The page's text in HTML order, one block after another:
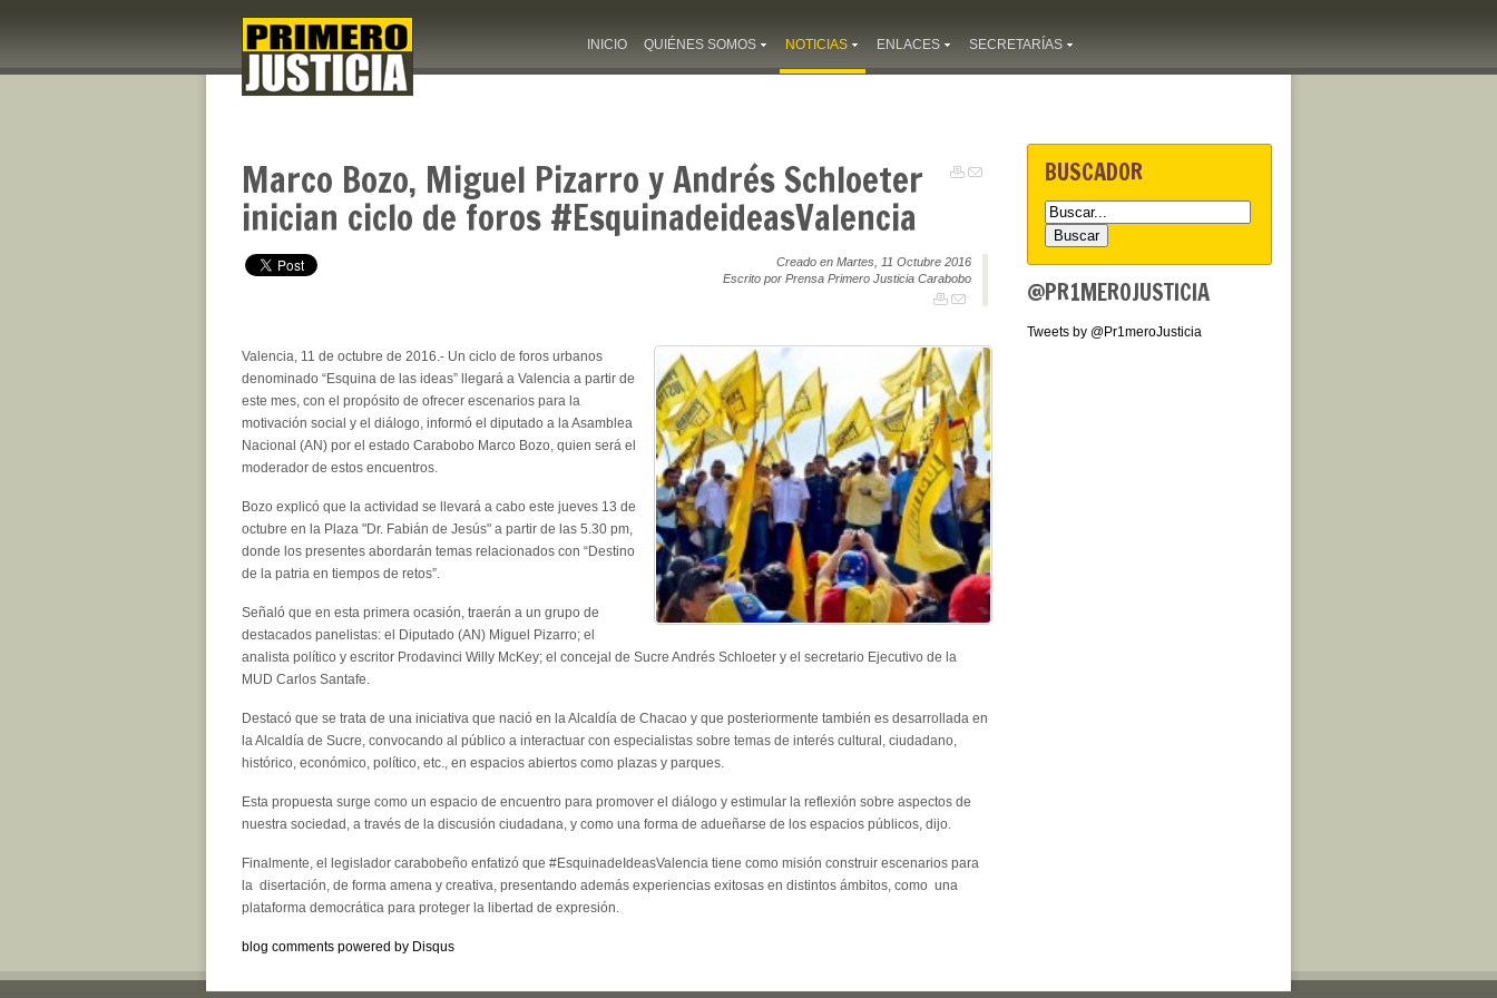
INICIO QUIÉNES SOMOS NOTICIAS ENLACES SECRETARÍAS
Marco Bozo, Miguel Pizarro y Andrés Schloeter
inician ciclo de foros #EsquinadeideasValencia
Creado en Martes, 11 Octubre 2016
Escrito por Prensa Primero Justicia Carabobo
Valencia, 11 de octubre de 2016.- Un ciclo de foros urbanos
denominado “Esquina de las ideas” llegará a Valencia a partir de
este mes, con el propósito de ofrecer escenarios para la
motivación social y el diálogo, informó el diputado a la Asamblea
Nacional (AN) por el estado Carabobo Marco Bozo, quien será el
moderador de estos encuentros.
Bozo explicó que la actividad se llevará a cabo este jueves 13 de
octubre en la Plaza "Dr. Fabián de Jesús" a partir de las 5.30 pm,
donde los presentes abordarán temas relacionados con “Destino
de la patria en tiempos de retos”.
Señaló que en esta primera ocasión, traerán a un grupo de
destacados panelistas: el Diputado (AN) Miguel Pizarro; el
analista político y escritor Prodavinci Willy McKey; el concejal de Sucre Andrés Schloeter y el secretario Ejecutivo de la
MUD Carlos Santafe.
Destacó que se trata de una iniciativa que nació en la Alcaldía de Chacao y que posteriormente también es desarrollada en
la Alcaldía de Sucre, convocando al público a interactuar con especialistas sobre temas de interés cultural, ciudadano,
histórico, económico, político, etc., en espacios abiertos como plazas y parques.
Esta propuesta surge como un espacio de encuentro para promover el diálogo y estimular la reflexión sobre aspectos de
nuestra sociedad, a través de la discusión ciudadana, y como una forma de adueñarse de los espacios públicos, dijo.
Finalmente, el legislador carabobeño enfatizó que #EsquinadeIdeasValencia tiene como misión construir escenarios para
la disertación, de forma amena y creativa, presentando además experiencias exitosas en distintos ámbitos, como una
plataforma democrática para proteger la libertad de expresión.
blog comments powered by Disqus
BUSCADOR
@PR1MEROJUSTICIA
Tweets by @Pr1meroJusticia